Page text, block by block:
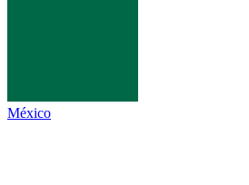
México